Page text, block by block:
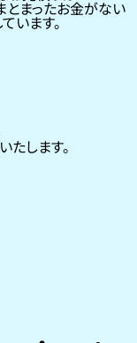
とまったお金がない
います。
します。